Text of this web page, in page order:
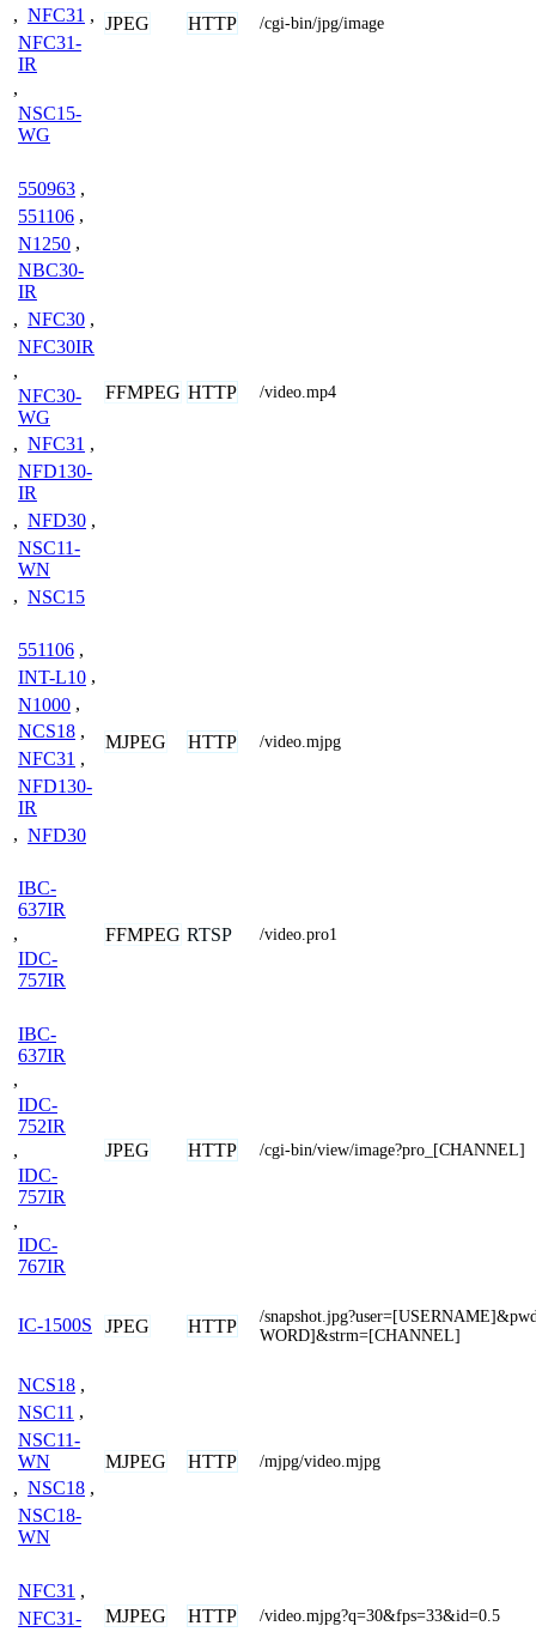
, NFC31 ,
NFC31-
IR
,
NSC15-
WG
JPEG HTTP /cgi-bin/jpg/image
550963 ,
551106 ,
N1250 ,
NBC30-
IR
, NFC30 ,
NFC30IR
,
NFC30-
WG
, NFC31 ,
NFD130-
IR
, NFD30 ,
NSC11-
WN
, NSC15
FFMPEG HTTP /video.mp4
551106 ,
INT-L10 ,
N1000 ,
NCS18 ,
NFC31 ,
NFD130-
IR
, NFD30
MJPEG HTTP /video.mjpg
IBC-
637IR
,
IDC-
757IR
FFMPEG RTSP /video.pro1
IBC-
637IR
,
IDC-
752IR
,
IDC-
757IR
,
IDC-
767IR
JPEG HTTP /cgi-bin/view/image?pro_[CHANNEL]
IC-1500S JPEG HTTP
/
WORD]&strm=[CHANNEL]
NCS18 ,
NSC11 ,
NSC11-
WN
, NSC18 ,
NSC18-
WN
MJPEG HTTP /mjpg/video.mjpg
NFC31 ,
NFC31-
MJPEG HTTP /video.mjpg?q=30&fps=33&id=0.5